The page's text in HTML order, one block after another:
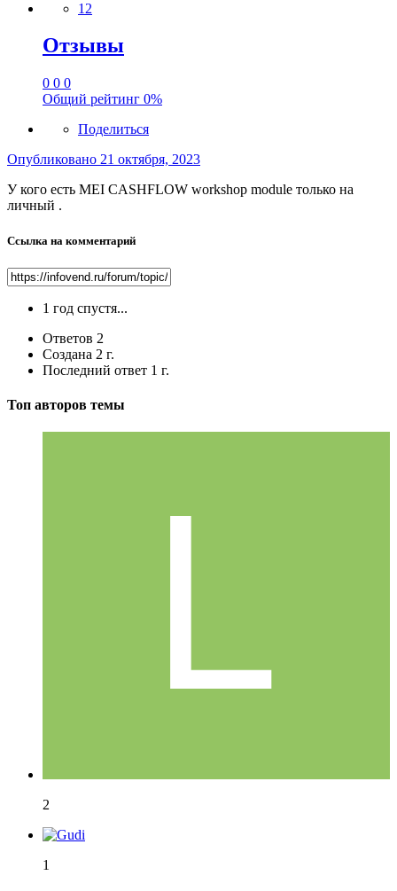
12
Отзывы
0 0 0
Общий рейтинг 0%
Поделиться
Опубликовано 21 октября, 2023
У кого есть MEI CASHFLOW workshop module только на
личный .
Ссылка на комментарий
1 год спустя...
Ответов 2
Создана 2 г.
Последний ответ 1 г.
Топ авторов темы
2
1